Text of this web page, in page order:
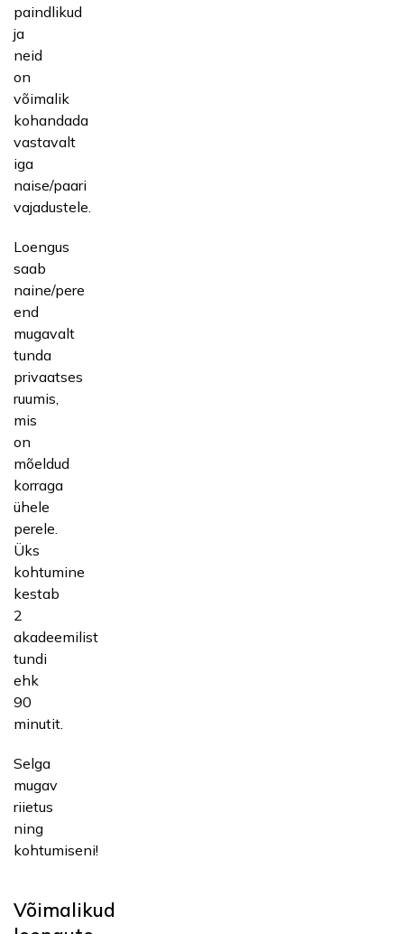
paindlikud
ja
neid
on
võimalik
kohandada
vastavalt
iga
naise/paari
vajadustele.
Loengus
saab
naine/pere
end
mugavalt
tunda
privaatses
ruumis,
mis
on
mõeldud
korraga
ühele
perele.
Üks
kohtumine
kestab
2
akadeemilist
tundi
ehk
90
minutit.
Selga
mugav
riietus
ning
kohtumiseni!
Võimalikud